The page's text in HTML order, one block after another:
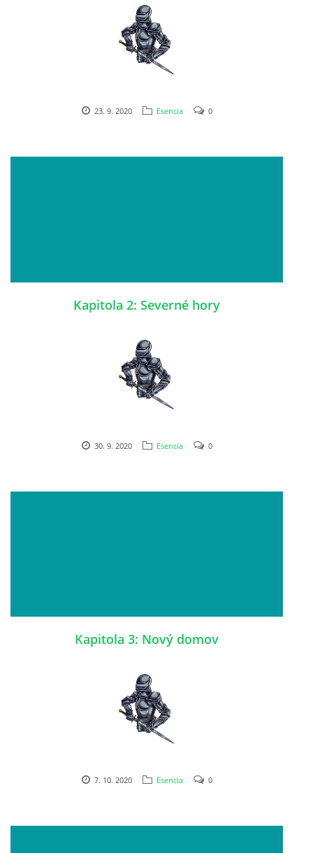
23. 9. 2020 Esencia 0
Kapitola 2: Severné hory
30. 9. 2020 Esencia 0
Kapitola 3: Nový domov
7. 10. 2020 Esencia 0